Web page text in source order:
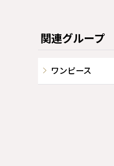
関連グループ
ワンピース